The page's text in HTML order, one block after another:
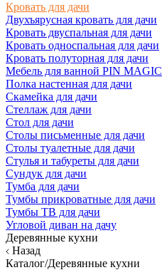
Кровать для дачи
Двухъярусная кровать для дачи
Кровать двуспальная для дачи
Кровать односпальная для дачи
Кровать полуторная для дачи
Мебель для ванной PIN MAGIC
Полка настенная для дачи
Скамейка для дачи
Стеллаж для дачи
Стол для дачи
Столы письменные для дачи
Столы туалетные для дачи
Стулья и табуреты для дачи
Сундук для дачи
Тумба для дачи
Тумбы прикроватные для дачи
Тумбы ТВ для дачи
Угловой диван на дачу
Деревянные кухни
Назад
Каталог/Деревянные кухни